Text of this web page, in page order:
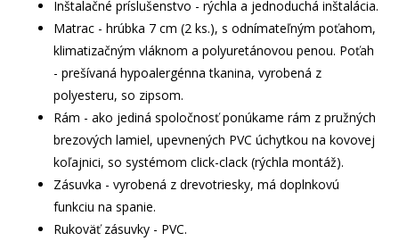
Inštalačné príslušenstvo - rýchla a jednoduchá inštalácia.
Matrac - hrúbka 7 cm (2 ks.), s odnímateľným poťahom,
klimatizačným vláknom a polyuretánovou penou. Poťah
- prešívaná hypoalergénna tkanina, vyrobená z
polyesteru, so zipsom.
Rám - ako jediná spoločnosť ponúkame rám z pružných
brezových lamiel, upevnených PVC úchytkou na kovovej
koľajnici, so systémom click-clack (rýchla montáž).
Zásuvka - vyrobená z drevotriesky, má doplnkovú
funkciu na spanie.
Rukoväť zásuvky - PVC.